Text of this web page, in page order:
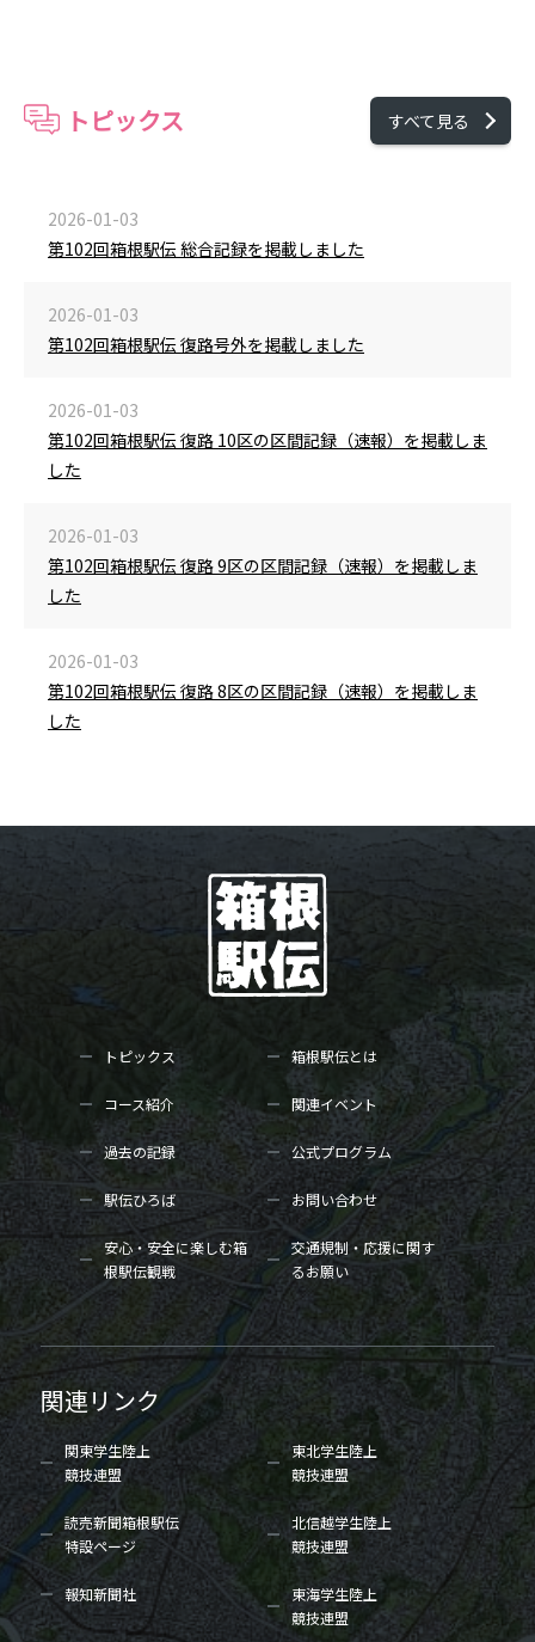
トピックス すべて見る
2026-01-03
第102回箱根駅伝 総合記録を掲載しました
2026-01-03
第102回箱根駅伝 復路号外を掲載しました
2026-01-03
第102回箱根駅伝 復路 10区の区間記録（速報）を掲載しま
した
2026-01-03
第102回箱根駅伝 復路 9区の区間記録（速報）を掲載しま
した
2026-01-03
第102回箱根駅伝 復路 8区の区間記録（速報）を掲載しま
した
トピックス 箱根駅伝とは
コース紹介 関連イベント
過去の記録 公式プログラム
駅伝ひろば お問い合わせ
安心・安全に楽しむ箱
根駅伝観戦
交通規制・応援に関す
るお願い
関連リンク
関東学生陸上
競技連盟
東北学生陸上
競技連盟
読売新聞箱根駅伝
特設ページ
北信越学生陸上
競技連盟
報知新聞社
東海学生陸上
競技連盟